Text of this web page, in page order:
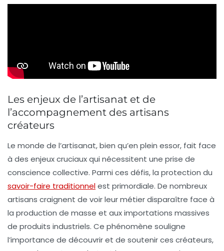
Les enjeux de l’artisanat et de
l’accompagnement des artisans
créateurs
Le monde de l’artisanat, bien qu’en plein essor, fait face
à des enjeux cruciaux qui nécessitent une prise de
conscience collective. Parmi ces défis, la protection du
savoir-faire traditionnelest primordiale. De nombreux
artisans craignent de voir leur métier disparaître face à
la production de masse et aux importations massives
de produits industriels. Ce phénomène souligne
l’importance de découvrir et de soutenir ces créateurs,